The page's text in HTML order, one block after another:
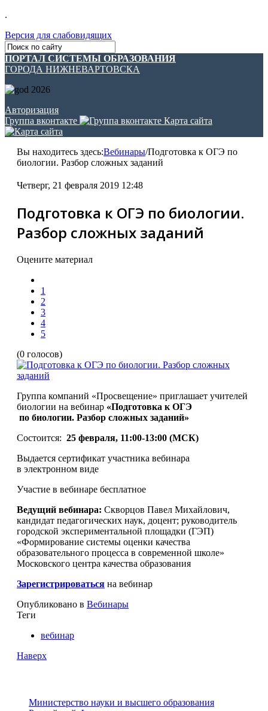
.
Версия для слабовидящих
ПОРТАЛ СИСТЕМЫ ОБРАЗОВАНИЯ
ГОРОДА НИЖНЕВАРТОВСКА
Авторизация
Группа вконтакте
Карта сайта
Вы находитесь здесь:Вебинары/Подготовка к ОГЭ по
биологии. Разбор сложных заданий
Четверг, 21 февраля 2019 12:48
Подготовка к ОГЭ по биологии.
Разбор сложных заданий
Оцените материал
1
2
3
4
5
(0 голосов)
Группа компаний «Просвещение» приглашает учителей
биологии на вебинар «Подготовка к ОГЭ
по биологии. Разбор сложных заданий»
Состоится: 25 февраля, 11:00-13:00 (МСК)
Выдается сертификат участника вебинара
в электронном виде
Участие в вебинаре бесплатное
Ведущий вебинара: Скворцов Павел Михайлович,
кандидат педагогических наук, доцент; руководитель
городской экспериментальной площадки (ГЭП)
«Формирование системы оценки качества
образовательного процесса в современной школе»
Московского центра качества образования
Зарегистрироваться на вебинар
Опубликовано в Вебинары
Теги
вебинар
Наверх
Министерство науки и высшего образования